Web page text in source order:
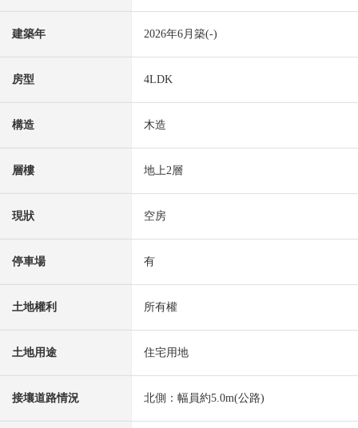
建築年 2026年6月築(-)
房型 4LDK
構造 木造
層樓 地上2層
現狀 空房
停車場 有
土地權利 所有權
土地用途 住宅用地
接壤道路情況 北側：幅員約5.0m(公路)